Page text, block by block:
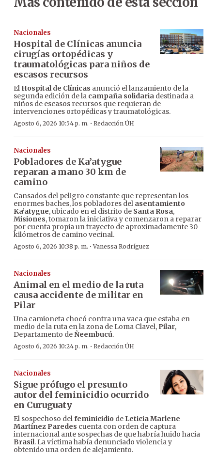
Nacionales
Hospital de Clínicas anuncia
cirugías ortopédicas y
traumatológicas para niños de
escasos recursos
El Hospital de Clínicas anunció el lanzamiento de la
segunda edición de la campaña solidaria destinada a
niños de escasos recursos que requieran de
intervenciones ortopédicas y traumatológicas.
Agosto 6, 2026 10:54 p. m. · Redacción ÚH
Nacionales
Pobladores de Ka’atygue
reparan a mano 30 km de
camino
Cansados del peligro constante que representan los
enormes baches, los pobladores del asentamiento
Ka’atygue, ubicado en el distrito de Santa Rosa,
Misiones, tomaron la iniciativa y comenzaron a reparar
por cuenta propia un trayecto de aproximadamente 30
kilómetros de camino vecinal.
Agosto 6, 2026 10:38 p. m. ·Vanessa Rodríguez
Nacionales
Animal en el medio de la ruta
causa accidente de militar en
Pilar
Una camioneta chocó contra una vaca que estaba en
medio de la ruta en la zona de Loma Clavel, Pilar,
Departamento deÑeembucú.
Agosto 6, 2026 10:24 p. m. · Redacción ÚH
Nacionales
Sigue prófugo el presunto
autor del feminicidio ocurrido
en Curuguaty
El sospechoso delfeminicidio de Leticia Marlene
Martínez Paredes cuenta con orden de captura
internacional ante sospechas de que habría huido hacia
Brasil. La víctima había denunciado violencia y
obtenido una orden de alejamiento.